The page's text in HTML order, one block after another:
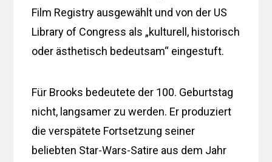
Film Registry ausgewählt und von der US
Library of Congress als „kulturell, historisch
oder ästhetisch bedeutsam“ eingestuft.
Für Brooks bedeutete der 100. Geburtstag
nicht, langsamer zu werden. Er produziert
die verspätete Fortsetzung seiner
beliebten Star-Wars-Satire aus dem Jahr